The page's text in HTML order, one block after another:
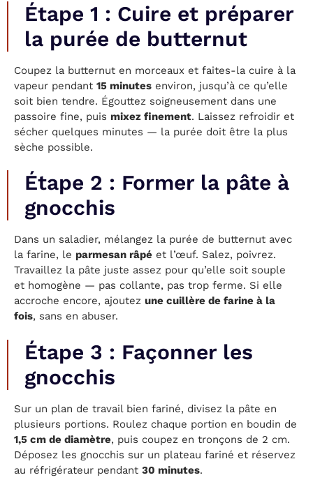
Étape 1 : Cuire et préparer
la purée de butternut
Coupez la butternut en morceaux et faites-la cuire à la
vapeur pendant 15 minutes environ, jusqu’à ce qu’elle
soit bien tendre. Égouttez soigneusement dans une
passoire fine, puis mixez finement. Laissez refroidir et
sécher quelques minutes — la purée doit être la plus
sèche possible.
Étape 2 : Former la pâte à
gnocchis
Dans un saladier, mélangez la purée de butternut avec
la farine, le parmesan râpé et l’œuf. Salez, poivrez.
Travaillez la pâte juste assez pour qu’elle soit souple
et homogène — pas collante, pas trop ferme. Si elle
accroche encore, ajoutez une cuillère de farine à la
fois, sans en abuser.
Étape 3 : Façonner les
gnocchis
Sur un plan de travail bien fariné, divisez la pâte en
plusieurs portions. Roulez chaque portion en boudin de
1,5 cm de diamètre, puis coupez en tronçons de 2 cm.
Déposez les gnocchis sur un plateau fariné et réservez
au réfrigérateur pendant 30 minutes.